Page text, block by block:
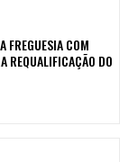
FREGUESIA COM
REQUALIFICAÇÃO DO